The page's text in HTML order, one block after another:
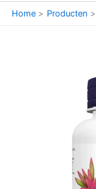
Home Producten